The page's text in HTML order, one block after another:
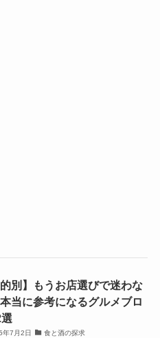
的別】もうお店選びで迷わな
当に参考になるグルメブロ
年7月2日 食と酒の探求